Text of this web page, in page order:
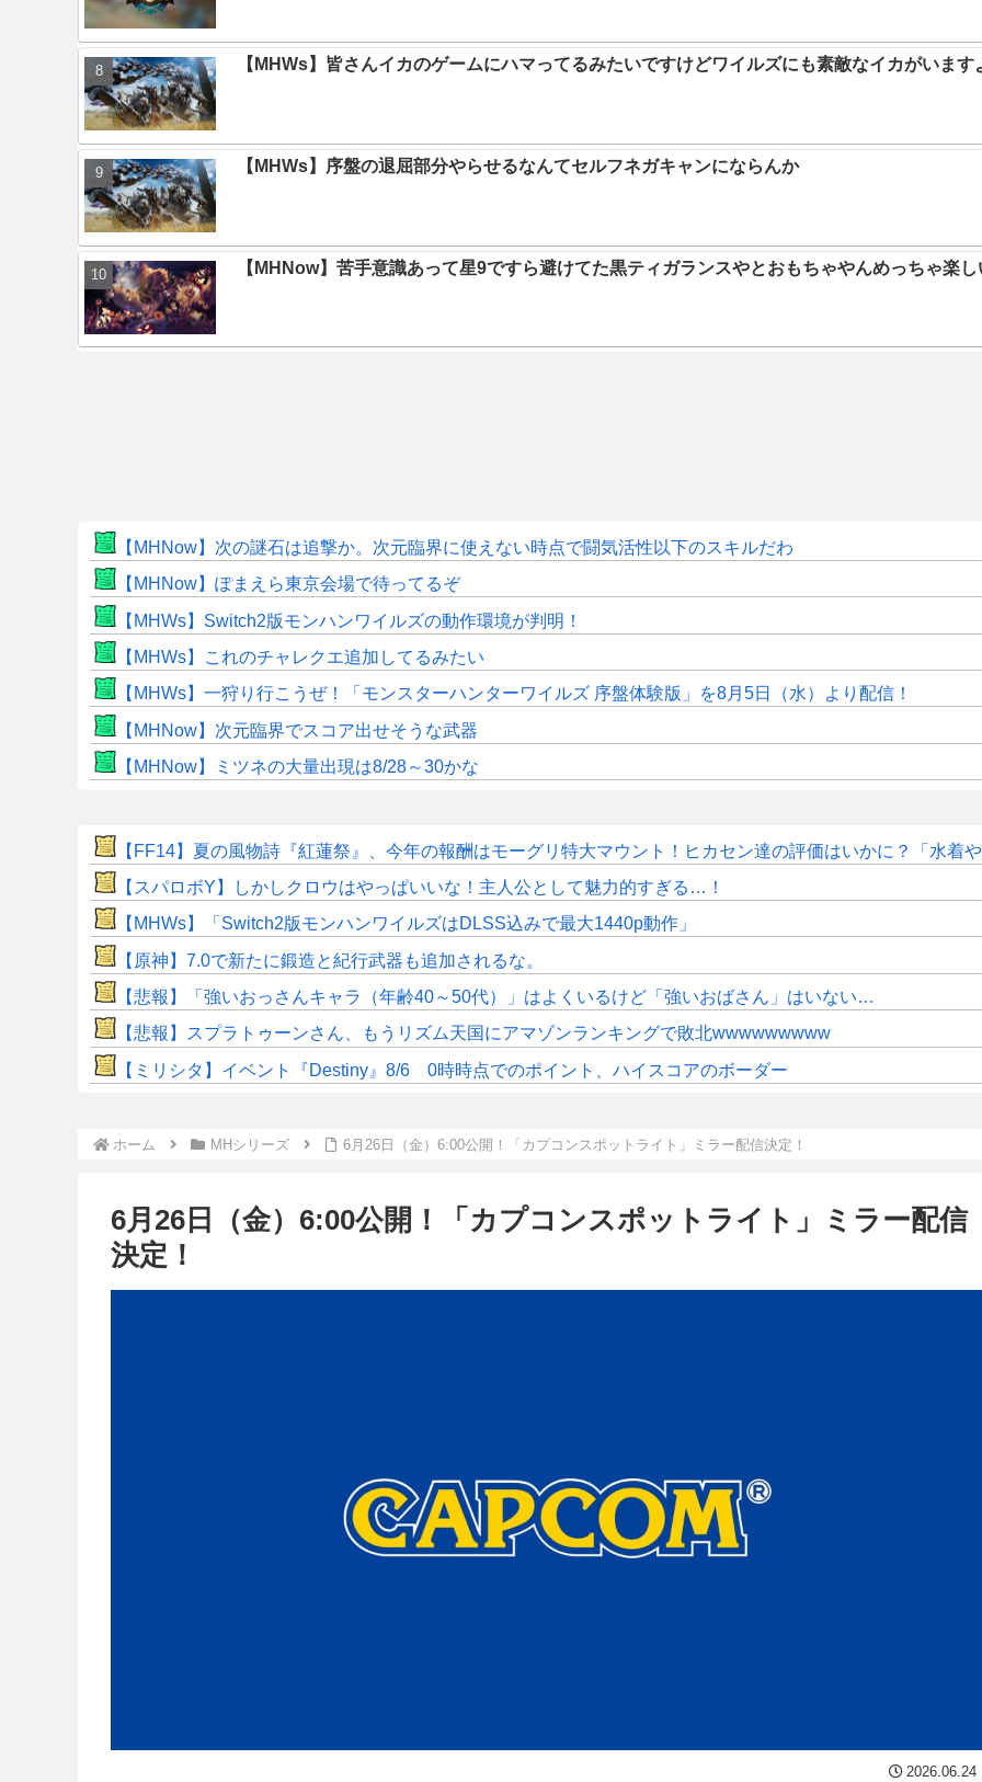
【MHWs】皆さんイカのゲームにハマってるみたいですけどワイルズにも素敵なイカがいます
【MHWs】序盤の退屈部分やらせるなんてセルフネガキャンにならんか
【MHNow】苦手意識あって星9ですら避けてた黒ティガランスやとおもちゃやんめっちゃ楽し
【MHNow】次の謎石は追撃か。次元臨界に使えない時点で闘気活性以下のスキルだわ
【MHNow】ぽまえら東京会場で待ってるぞ
【MHWs】Switch2版モンハンワイルズの動作環境が判明！
【MHWs】これのチャレクエ追加してるみたい
【MHWs】一狩り行こうぜ！「モンスターハンターワイルズ 序盤体験版」を8月5日（水）より配信！
【MHNow】次元臨界でスコア出せそうな武器
【MHNow】ミツネの大量出現は8/28～30かな
【FF14】夏の風物詩『紅蓮祭』、今年の報酬はモーグリ特大マウント！ヒカセン達の評価はいかに？「水着や浴
【スパロボY】しかしクロウはやっぱいいな！主人公として魅力的すぎる…！
【MHWs】「Switch2版モンハンワイルズはDLSS込みで最大1440p動作」
【原神】7.0で新たに鍛造と紀行武器も追加されるな。
【悲報】「強いおっさんキャラ（年齢40～50代）」はよくいるけど「強いおばさん」はいない…
【悲報】スプラトゥーンさん、もうリズム天国にアマゾンランキングで敗北wwwwwwwww
【ミリシタ】イベント『Destiny』8/6 0時時点でのポイント、ハイスコアのボーダー
ホーム MHシリーズ 6月26日（金）6:00公開！「カプコンスポットライト」ミラー配信決定！
6月26日（金）6:00公開！「カプコンスポットライト」ミラー配信
決定！
2026.06.24